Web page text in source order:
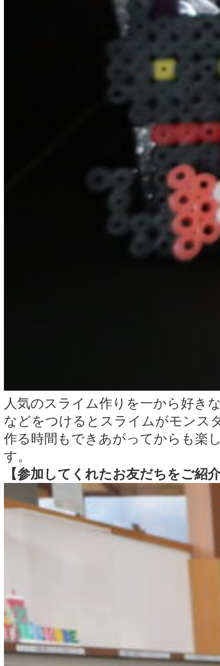
人気のスライム作りを一から好き
などをつけるとスライムがモンス
作る時間もできあがってからも楽
す。
【参加してくれたお友だちをご紹